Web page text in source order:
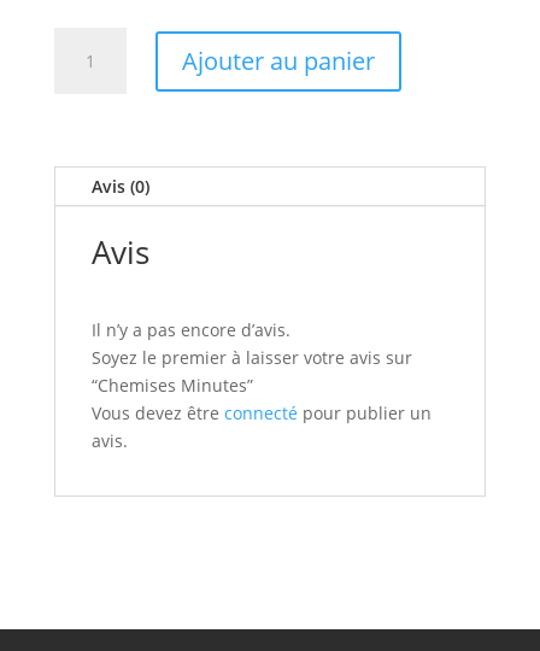
Ajouter au panier
Avis (0)
Avis
Il n’y a pas encore d’avis.
Soyez le premier à laisser votre avis sur
“Chemises Minutes”
Vous devez être connecté pour publier un
avis.